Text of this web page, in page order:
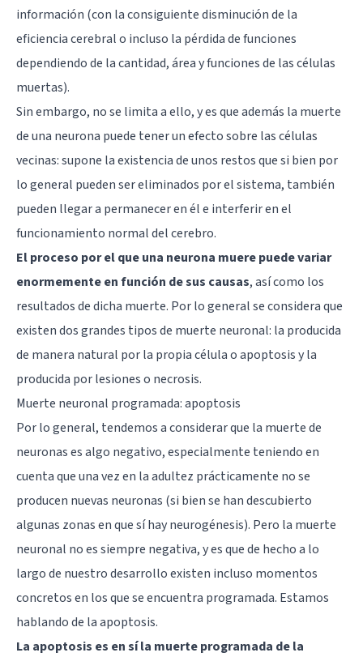
información (con la consiguiente disminución de la
eficiencia cerebral o incluso la pérdida de funciones
dependiendo de la cantidad, área y funciones de las células
muertas).
Sin embargo, no se limita a ello, y es que además la muerte
de una neurona puede tener un efecto sobre las células
vecinas: supone la existencia de unos restos que si bien por
lo general pueden ser eliminados por el sistema, también
pueden llegar a permanecer en él e interferir en el
funcionamiento normal del cerebro.
El proceso por el que una neurona muere puede variar
enormemente en función de sus causas, así como los
resultados de dicha muerte. Por lo general se considera que
existen dos grandes tipos de muerte neuronal: la producida
de manera natural por la propia célula o apoptosis y la
producida por lesiones o necrosis.
Muerte neuronal programada: apoptosis
Por lo general, tendemos a considerar que la muerte de
neuronas es algo negativo, especialmente teniendo en
cuenta que una vez en la adultez prácticamente no se
producen nuevas neuronas (si bien se han descubierto
algunas zonas en que sí hayneurogénesis). Pero la muerte
neuronal no es siempre negativa, y es que de hecho a lo
largo de nuestro desarrollo existen incluso momentos
concretos en los que se encuentra programada. Estamos
hablando de la apoptosis.
La apoptosis es en sí la muerte programada de la